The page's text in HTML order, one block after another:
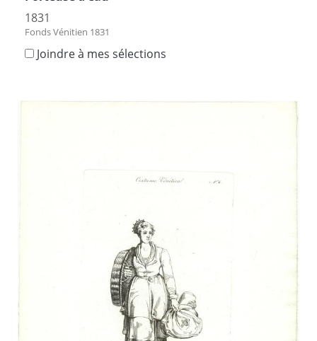
1831
Fonds Vénitien 1831
Joindre à mes sélections